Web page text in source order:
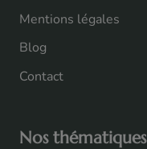
Mentions légales
Blog
Contact
Nos thématiques